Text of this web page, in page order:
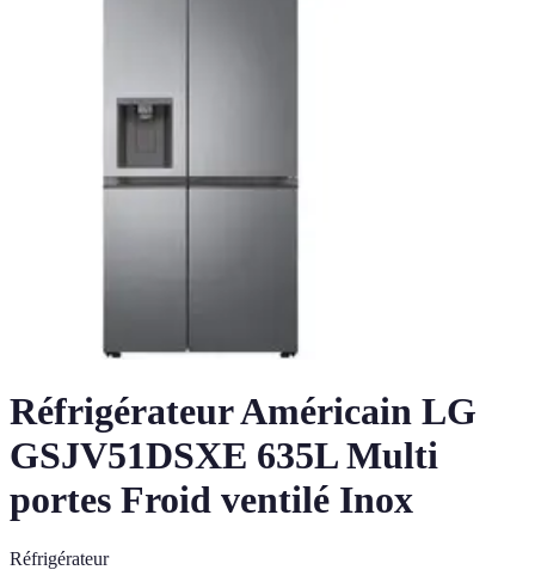
Réfrigérateur Américain LG
GSJV51DSXE 635L Multi
portes Froid ventilé Inox
Réfrigérateur